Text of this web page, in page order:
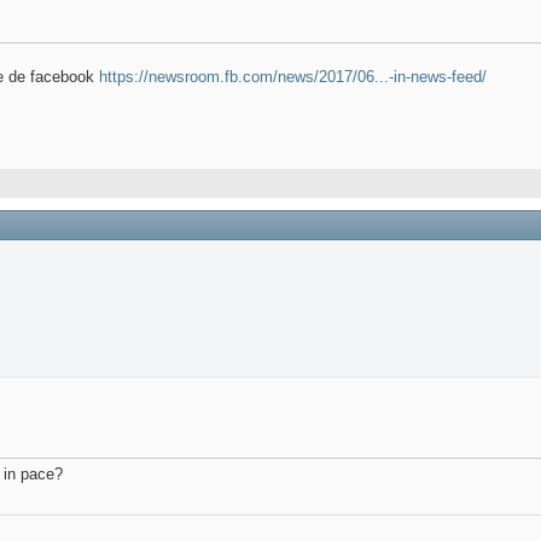
de facebook https://newsroom.fb.com/news/2017/06...-in-news-feed/
pace?